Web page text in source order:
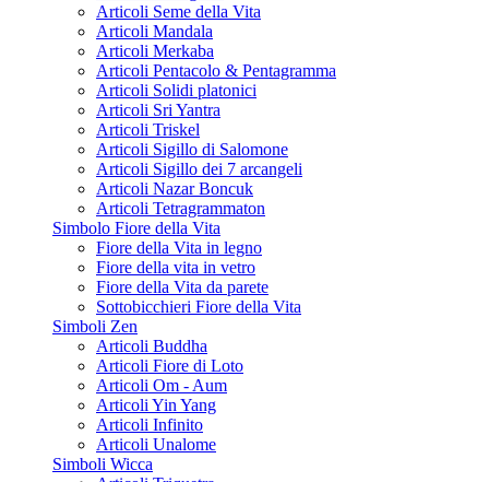
Articoli Seme della Vita
Articoli Mandala
Articoli Merkaba
Articoli Pentacolo & Pentagramma
Articoli Solidi platonici
Articoli Sri Yantra
Articoli Triskel
Articoli Sigillo di Salomone
Articoli Sigillo dei 7 arcangeli
Articoli Nazar Boncuk
Articoli Tetragrammaton
Simbolo Fiore della Vita
Fiore della Vita in legno
Fiore della vita in vetro
Fiore della Vita da parete
Sottobicchieri Fiore della Vita
Simboli Zen
Articoli Buddha
Articoli Fiore di Loto
Articoli Om - Aum
Articoli Yin Yang
Articoli Infinito
Articoli Unalome
Simboli Wicca